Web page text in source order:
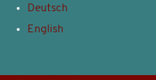
Deutsch
English